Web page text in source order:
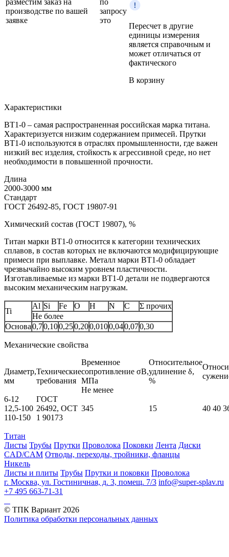
производстве по вашей
заявке
запросу
это
Пересчет в другие
единицы измерения
является справочным и
может отличаться от
фактического
В корзину
Характеристики
ВТ1-0 – самая распространенная российская марка титана.
Характеризуется низким содержанием примесей. Прутки
ВТ1-0 используются в отраслях промышленности, где важен
низкий вес изделия, стойкость к агрессивной среде, но нет
необходимости в повышенной прочности.
Длина
2000-3000 мм
Стандарт
ГОСТ 26492-85, ГОСТ 19807-91
Химический состав (ГОСТ 19807), %
Титан марки BT1-0 относится к категории технических
сплавов, в состав которых не включаются модифицирующие
примеси при выплавке. Металл марки ВТ1‑0 обладает
чрезвычайно высоким уровнем пластичности.
Изготавливаемые из марки ВТ1‑0 детали не подвергаются
высоким механическим нагрузкам.
Ti
Al Si Fe O H N C
Σ прочих
Не более
Основа0,70,100,250,200,0100,040,070,30
Механические свойства
Диаметр,
мм
Технические
требования
Временное
сопротивление σB,
МПа
Относительное
удлинение δ,
%
Не менее
6-12
12,5-100
110-150
ГОСТ
26492, ОСТ
1 90173
345 15 40 40
Титан
Листы Трубы Прутки Проволока Поковки Лента Диски
CAD/CAM Отводы, переходы, тройники, фланцы
Никель
Листы и плиты Трубы Прутки и поковки Проволока
г. Москва, ул. Гостиничная, д. 3, помещ. 7/3 info@super-splav.ru
+7 495 663-71-31
© ТПК Вариант 2026
Политика обработки персональных данных